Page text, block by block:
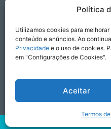
Política
Utilizamos cookies para
conteúdo e anúncios. Ao
Privacidade e o uso de cookies.
em "Configurações de Cookies".
Aceitar
Termos
trabalham para pessoas.
Alameda Mamoré, nº 687
Conj. 401 – sala 04 – 131 – 4º
Para requisições relacionadas à